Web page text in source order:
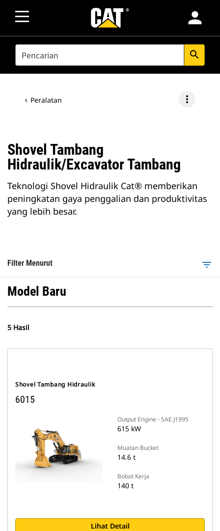
person
SEARCH search
Peralatan more_vert
Shovel Tambang
Hidraulik/Excavator Tambang
Teknologi Shovel Hidraulik Cat® memberikan
peningkatan gaya penggalian dan produktivitas
yang lebih besar.
Filter Menurut filter_list
Model Baru
5 Hasil
Shovel Tambang Hidraulik
6015
Output Engine - SAE J1995
615 kW
Muatan Bucket
14.6 t
Bobot Kerja
140 t
Lihat Detail